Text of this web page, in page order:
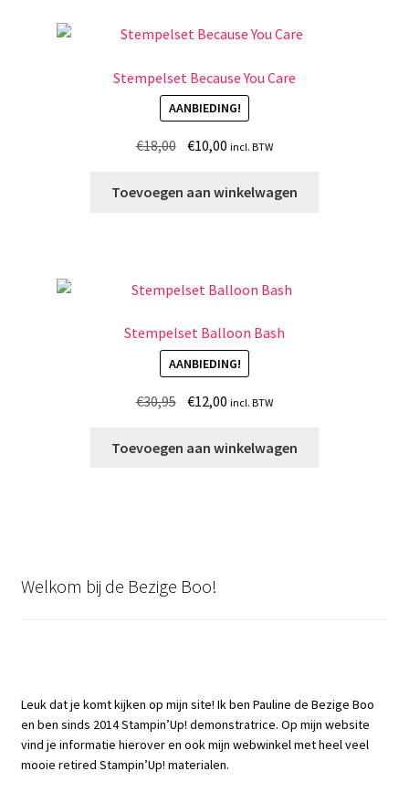
Stempelset Because You Care
AANBIEDING!
€18,00 Oorspronkelijke
was:
€10,00 Huidige
is:
incl. BTW
Toevoegen aan winkelwagen
Stempelset Balloon Bash
AANBIEDING!
€30,95 Oorspronkelijke
was:
€12,00 Huidige
is:
incl. BTW
Toevoegen aan winkelwagen
Welkom bij de Bezige Boo!
Leuk dat je komt kijken op mijn site! Ik ben Pauline de Bezige Boo
en ben sinds 2014 Stampin’Up! demonstratrice. Op mijn website
vind je informatie hierover en ook mijn webwinkel met heel veel
mooie retired Stampin’Up! materialen.